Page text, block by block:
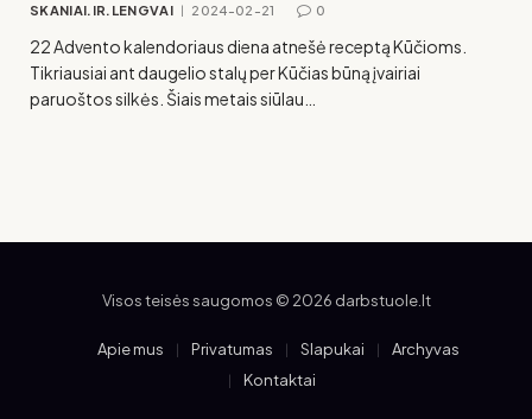
SKANIAI.IR.LENGVAI 2024-02-21 0
22 Advento kalendoriaus diena atnešė receptą Kūčioms.
Tikriausiai ant daugelio stalų per Kūčias būną įvairiai
paruoštos silkės. Šiais metais siūlau…
Visos teisės saugomos © 2026 darbstuole.lt
Apie mus Privatumas Slapukai
Archyvas
Kontaktai